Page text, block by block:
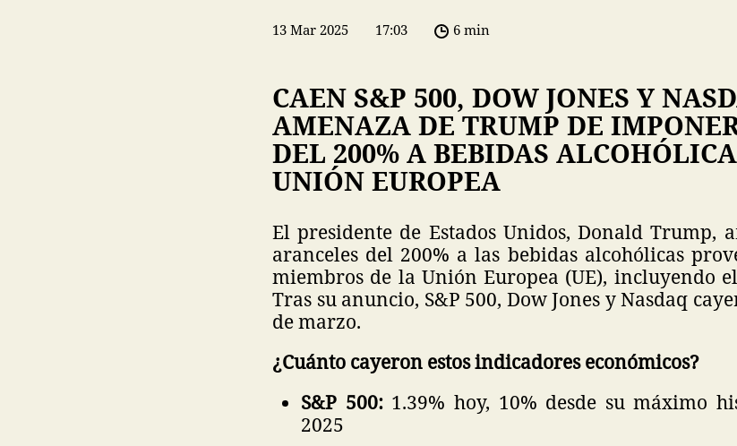
13 Mar 2025 17:03 6 min
CAEN S&P 500, DOW JONES Y
AMENAZA DE TRUMP DE
DEL 200% A BEBIDAS
UNIÓN EUROPEA
El presidente de Estados Unidos, Donald Trump,
aranceles del 200% a las bebidas alcohólicas
miembros de la Unión Europea (UE), incluyendo
Tras su anuncio, S&P 500, Dow Jones y Nasdaq
de marzo.
¿Cuánto cayeron estos indicadores económicos?
S&P 500: 1.39% hoy, 10% desde su máximo
2025